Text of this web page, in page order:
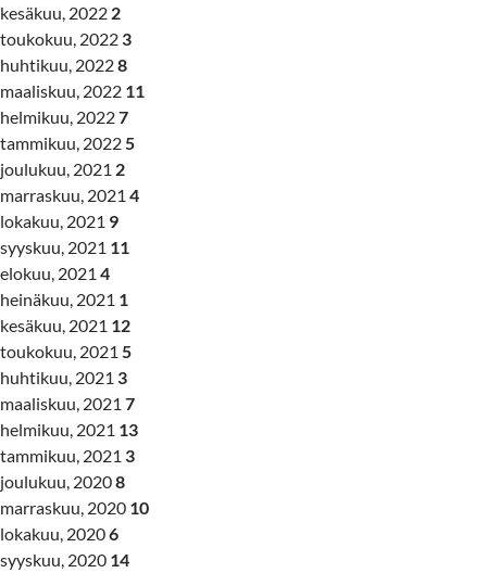
kesäkuu, 2022 2
toukokuu, 2022 3
huhtikuu, 20228
maaliskuu, 2022 11
helmikuu, 20227
tammikuu, 20225
joulukuu, 2021 2
marraskuu, 2021 4
lokakuu, 2021 9
syyskuu, 2021 11
elokuu, 2021 4
heinäkuu, 2021 1
kesäkuu, 2021 12
toukokuu, 2021 5
huhtikuu, 2021 3
maaliskuu, 2021 7
helmikuu, 2021 13
tammikuu, 2021 3
joulukuu, 20208
marraskuu, 2020 10
lokakuu, 20206
syyskuu, 2020 14